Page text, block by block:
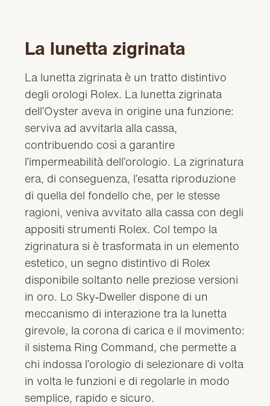
La lunetta zigrinata
La lunetta zigrinata è un tratto distintivo
degli orologi Rolex. La lunetta zigrinata
dell’Oyster aveva in origine una funzione:
serviva ad avvitarla alla cassa,
contribuendo così a garantire
l’impermeabilità dell’orologio. La zigrinatura
era, di conseguenza, l’esatta riproduzione
di quella del fondello che, per le stesse
ragioni, veniva avvitato alla cassa con degli
appositi strumenti Rolex. Col tempo la
zigrinatura si è trasformata in un elemento
estetico, un segno distintivo di Rolex
disponibile soltanto nelle preziose versioni
in oro. Lo Sky‑Dweller dispone di un
meccanismo di interazione tra la lunetta
girevole, la corona di carica e il movimento:
il sistema Ring Command, che permette a
chi indossa l’orologio di selezionare di volta
in volta le funzioni e di regolarle in modo
semplice, rapido e sicuro.